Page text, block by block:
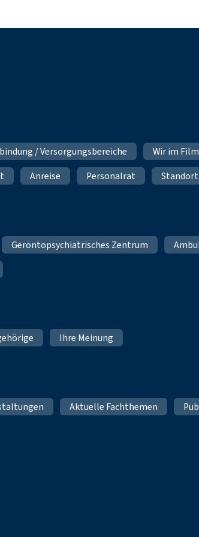
/ Versorgungsbereiche Wir im Film
Anreise Personalrat
Gerontopsychiatrisches Zentrum
Ihre Meinung
Aktuelle Fachthemen